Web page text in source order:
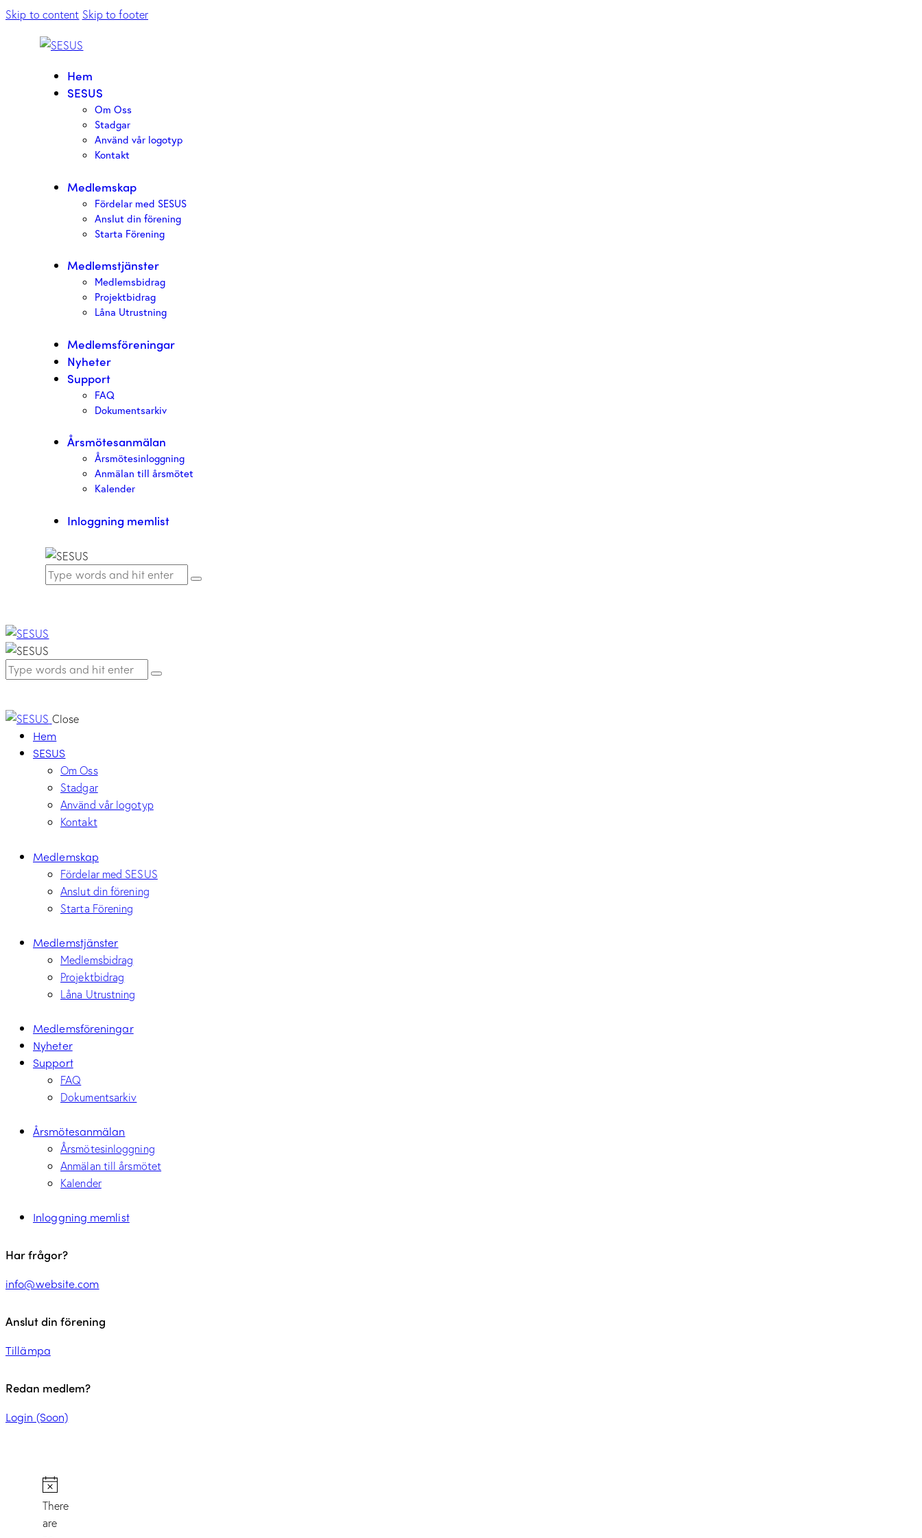
Skip to content Skip to footer
Hem
SESUS
Om Oss
Stadgar
Använd vår logotyp
Kontakt
Medlemskap
Fördelar med SESUS
Anslut din förening
Starta Förening
Medlemstjänster
Medlemsbidrag
Projektbidrag
Låna Utrustning
Medlemsföreningar
Nyheter
Support
FAQ
Dokumentsarkiv
Årsmötesanmälan
Årsmötesinloggning
Anmälan till årsmötet
Kalender
Inloggning memlist
Close
Hem
SESUS
Om Oss
Stadgar
Använd vår logotyp
Kontakt
Medlemskap
Fördelar med SESUS
Anslut din förening
Starta Förening
Medlemstjänster
Medlemsbidrag
Projektbidrag
Låna Utrustning
Medlemsföreningar
Nyheter
Support
FAQ
Dokumentsarkiv
Årsmötesanmälan
Årsmötesinloggning
Anmälan till årsmötet
Kalender
Inloggning memlist
Har frågor?
info@website.com
Anslut din förening
Tillämpa
Redan medlem?
Login (Soon)
There
are